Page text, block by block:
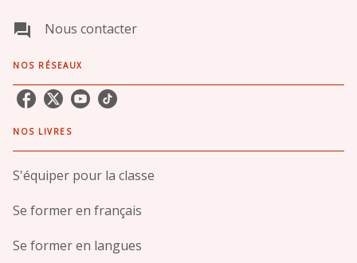
question_answer Nous contacter
NOS RÉSEAUX
NOS LIVRES
S'équiper pour la classe
Se former en français
Se former en langues